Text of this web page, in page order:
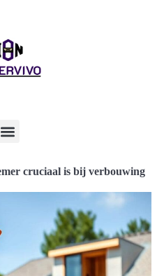
cruciaal is bij verbouwing